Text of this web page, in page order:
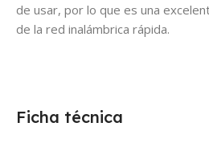
de usar, por lo que es una
de la red inalámbrica rápida.
Ficha técnica